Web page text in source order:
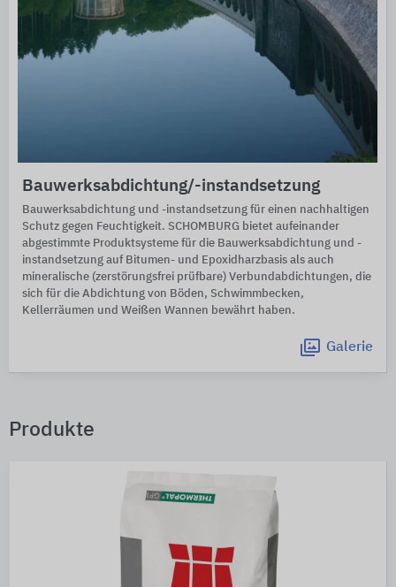
Bauwerksabdichtung/-instandsetzung
Bauwerksabdichtung und -instandsetzung für einen nachhaltigen
Schutz gegen Feuchtigkeit. SCHOMBURG bietet aufeinander
abgestimmte Produktsysteme für die Bauwerksabdichtung und -
instandsetzung auf Bitumen- und Epoxidharzbasis als auch
mineralische (zerstörungsfrei prüfbare) Verbundabdichtungen, die
sich für die Abdichtung von Böden, Schwimmbecken,
Kellerräumen und Weißen Wannen bewährt haben.
Galerie
Produkte